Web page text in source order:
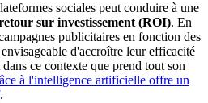
sociales peut conduire à une
sur investissement (ROI). En
publicitaires en fonction des
d'accroître leur efficacité
ce contexte que prend tout son
à l'intelligence artificielle offre un
.